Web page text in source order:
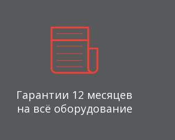
Гарантии 12 месяцев
на всё оборудование